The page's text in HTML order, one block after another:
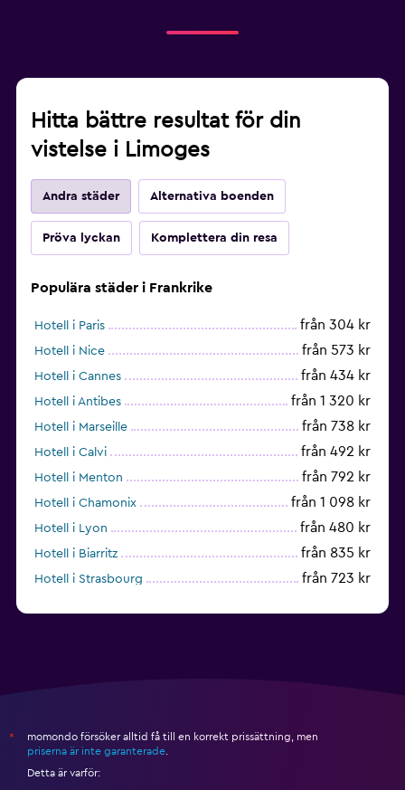
Hitta bättre resultat för din
vistelse i Limoges
Andra städer Alternativa boenden
Pröva lyckan Komplettera din resa
Populära städer i Frankrike
Hotell i Paris från 304 kr
Hotell i Nice från 573 kr
Hotell i Cannes från 434 kr
Hotell i Antibes från 1 320 kr
Hotell i Marseille från 738 kr
Hotell i Calvi från 492 kr
Hotell i Menton från 792 kr
Hotell i Chamonix från 1 098 kr
Hotell i Lyon från 480 kr
Hotell i Biarritz från 835 kr
Hotell i Strasbourg från 723 kr
*
momondo försöker alltid få till en korrekt prissättning, men
priserna är inte garanterade
Detta är varför: